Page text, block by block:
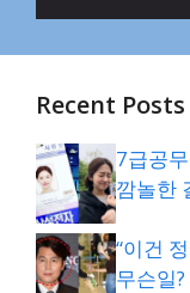
Recent Posts
7급공
깜놀한
“이건
무슨일?